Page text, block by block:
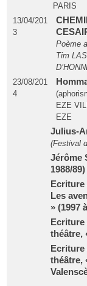
PARIS
13/04/201
3
Poème
Tim
23/08/201
4
EZE
EZE
Julius-
(Festival
Jérôme
1988/89)
Les
» (1997
Ecriture
théâtre,
Ecriture
théâtre,